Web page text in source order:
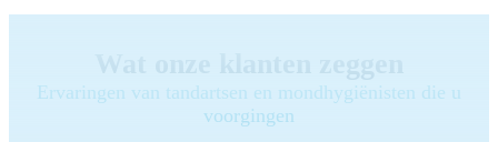
Ervaringen van tandartsen en mondhygiënisten die u
voorgingen